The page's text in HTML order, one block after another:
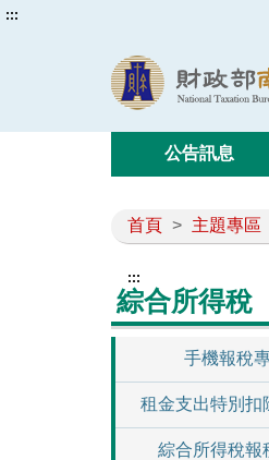
:::
公告訊息
首頁 > 主題專區
:::
綜合所得稅
手機報稅
租金支出特別扣
綜合所得稅報